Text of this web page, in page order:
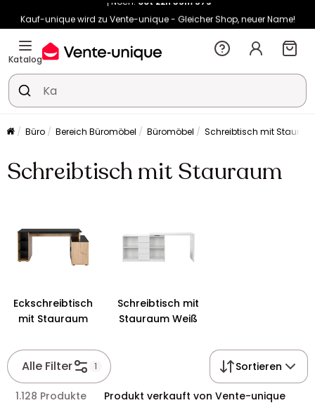
Kauf-unique wird zu Vente-unique - Gleicher Shop, neuer Name!
-10% ab 400€ mitHEAT10auf Vente-unique-Produkte
Noch:
Katalog
Büro Bereich Büromöbel Büromöbel Schreibtisch mit
Schreibtisch mit Stauraum
Eckschreibtisch
mit Stauraum
Schreibtisch mit
Stauraum Weiß
Alle Filter 1 Sortieren
1.128 Produkte Produkt verkauft von Vente-unique